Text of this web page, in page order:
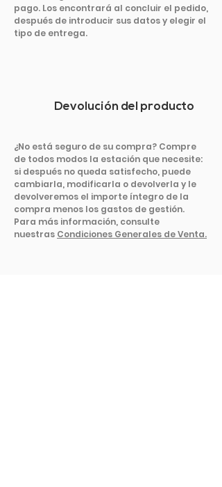
pago. Los encontrará al concluir el pedido,
después de introducir sus datos y elegir el
tipo de entrega.
Devolución del producto
¿No está seguro de su compra? Compre
de todos modos la estación que necesite:
si después no queda satisfecho, puede
cambiarla, modificarla o devolverla y le
devolveremos el importe íntegro de la
compra menos los gastos de gestión.
Para más información, consulte
nuestras Condiciones Generales de Venta.